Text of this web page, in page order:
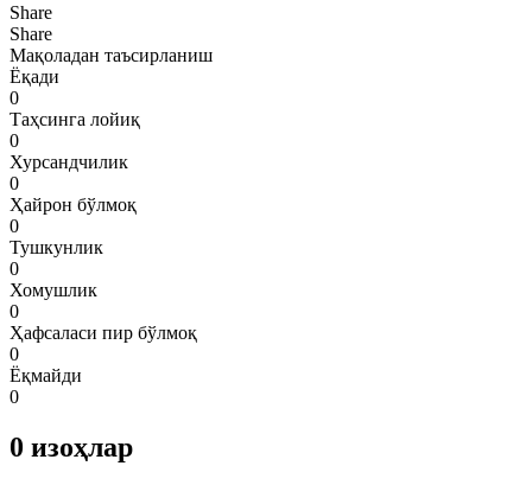
Share
Share
Мақоладан таъсирланиш
Ёқади
0
Таҳсинга лойиқ
0
Хурсандчилик
0
Ҳайрон бўлмоқ
0
Тушкунлик
0
Хомушлик
0
Ҳафсаласи пир бўлмоқ
0
Ёқмайди
0
0 изоҳлар